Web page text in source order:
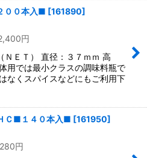
００本入■ [161890]
円
ＮＥＴ） 直径：３７ｍｍ 高
用では最小クラスの調味料瓶で
なくスパイスなどにもご利用下
Ｃ■１４０本入■ [161950]
円